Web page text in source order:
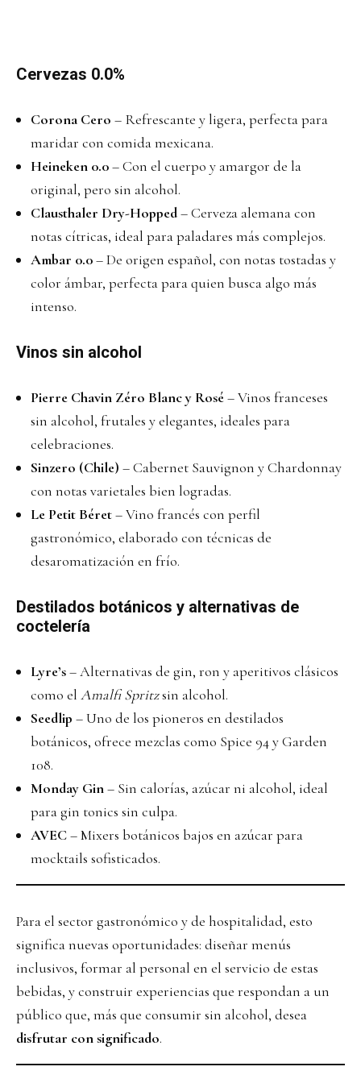
Cervezas 0.0%
Corona Cero – Refrescante y ligera, perfecta para
maridar con comida mexicana.
Heineken 0.0– Con el cuerpo y amargor de la
original, pero sin alcohol.
Clausthaler Dry-Hopped– Cerveza alemana con
notas cítricas, ideal para paladares más complejos.
Ambar 0.0– De origen español, con notas tostadas y
color ámbar, perfecta para quien busca algo más
intenso.
Vinos sin alcohol
Pierre Chavin Zéro Blanc y Rosé– Vinos franceses
sin alcohol, frutales y elegantes, ideales para
celebraciones.
Sinzero (Chile) – Cabernet Sauvignon y Chardonnay
con notas varietales bien logradas.
Le Petit Béret– Vino francés con perfil
gastronómico, elaborado con técnicas de
desaromatización en frío.
Destilados botánicos y alternativas de
coctelería
Lyre’s– Alternativas de gin, ron y aperitivos clásicos
como el Amalfi Spritzsin alcohol.
Seedlip – Uno de los pioneros en destilados
botánicos, ofrece mezclas como Spice 94 y Garden
108.
Monday Gin– Sin calorías, azúcar ni alcohol, ideal
para gin tonics sin culpa.
AVEC– Mixers botánicos bajos en azúcar para
mocktails sofisticados.
Para el sector gastronómico y de hospitalidad, esto
significa nuevas oportunidades: diseñar menús
inclusivos, formar al personal en el servicio de estas
bebidas, y construir experiencias que respondan a un
público que, más que consumir sin alcohol, desea
disfrutar con significado.